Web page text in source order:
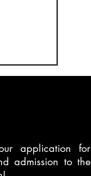
します。
application for
admission to the